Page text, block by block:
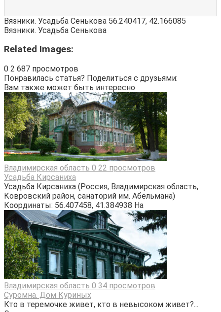
Вязники. Усадьба Сенькова 56.240417, 42.166085
Вязники. Усадьба Сенькова
Related Images:
0 2 687 просмотров
Понравилась статья? Поделиться с друзьями:
Вам также может быть интересно
Владимирская область 0 22 просмотров
Усадьба Кирсаниха
Усадьба Кирсаниха (Россия, Владимирская область,
Ковровский район, санаторий им. Абельмана)
Координаты: 56.407458, 41.384938 На
Владимирская область 0 34 просмотров
Суромна. Дом Куриных
Кто в теремочке живет, кто в невысоком живет?...